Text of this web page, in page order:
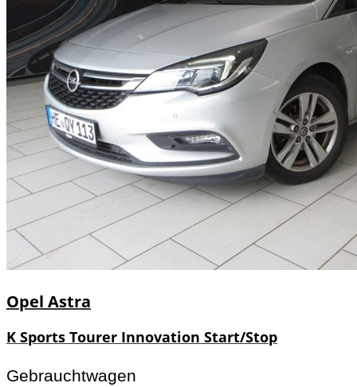
Opel Astra
K Sports Tourer Innovation Start/Stop
Gebrauchtwagen